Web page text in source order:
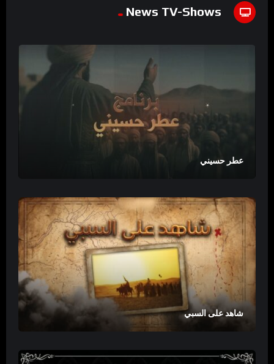
News TV-Shows
عطر حسيني
شاهد على السبي